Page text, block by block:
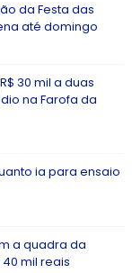
da Festa das
até domingo
30 mil a duas
na Farofa da
ia para ensaio
a quadra da
mil reais